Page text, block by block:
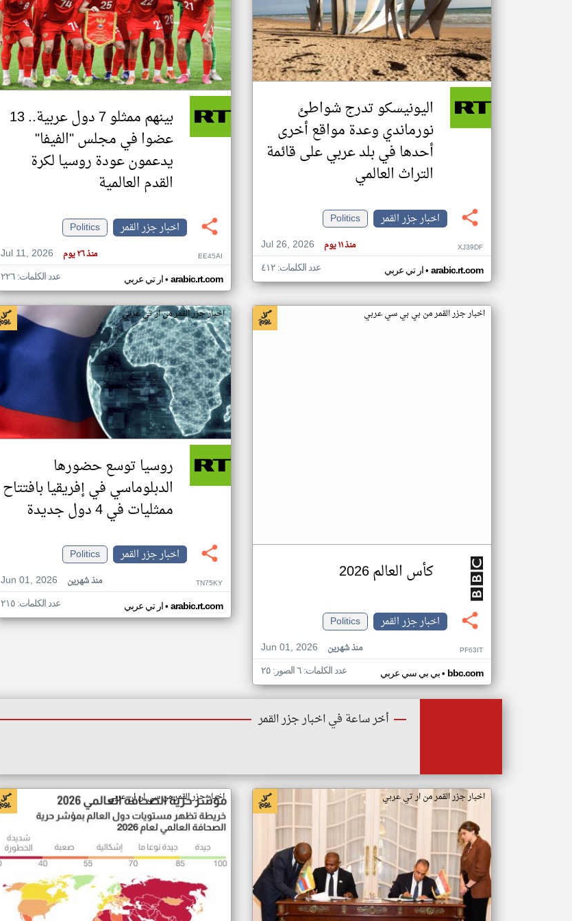
اليونيسكو تدرج شواطئ
نورماندي وعدة مواقع أخرى
أحدها في بلد عربي على قائمة
التراث العالمي
اخبار جزر القمر
Politics
Jul 26, 2026
منذ ١١ يوم XJ39DF
ار تي عربي• arabic.rt.com عدد الكلمات: ٤١٢
بينهم ممثلو 7 دول عربية.. 13
عضوا في مجلس "الفيفا"
يدعمون عودة روسيا لكرة
القدم العالمية
اخبار جزر القمر
Politics
Jul 11, 2026
منذ ٢٦ يوم EE45AI
ار تي عربي• arabic.rt.com عدد الكلمات: ٢٢٦
اخبار جزر القمر من بي بي سي عربي
كأس العالم 2026
اخبار جزر القمر
Politics
Jun 01, 2026
منذ شهرين PF63IT
بي بي سي عربي• bbc.com عدد الكلمات: ٦ الصور: ٢٥
اخبار جزر القمر من ار تي عربي
روسيا توسع حضورها
الدبلوماسي في إفريقيا بافتتاح
ممثليات في 4 دول جديدة
اخبار جزر القمر
Politics
Jun 01, 2026
منذ شهرين TN75KY
ار تي عربي• arabic.rt.com عدد الكلمات: ٢١٥
أخر ساعة في اخبار جزر القمر
اخبار جزر القمر من ار تي عربي اخبار جزر القمر من سي ان ان عربي